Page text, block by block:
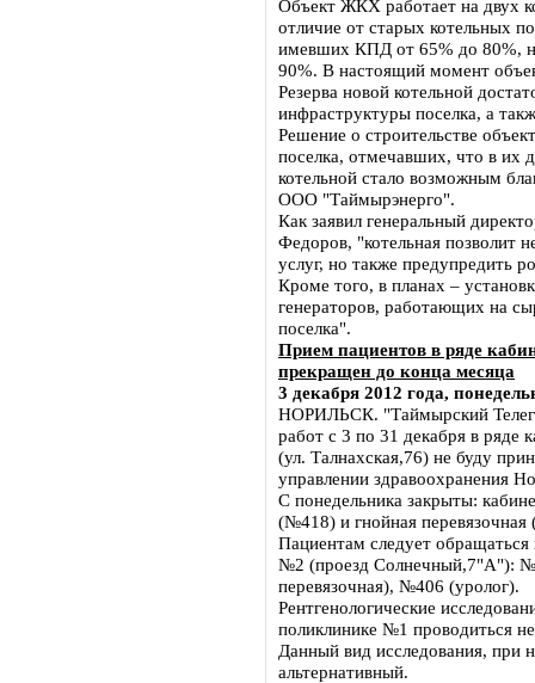
Объект ЖКХ работает на двух
отличие от старых котельных
имевших КПД от 65% до 80%,
90%. В настоящий момент
Резерва новой котельной
инфраструктуры поселка, а
Решение о строительстве
поселка, отмечавших, что в их
котельной стало возможным
ООО "Таймырэнерго".
Как заявил генеральный
Федоров, "котельная позволит
услуг, но также предупредить
Кроме того, в планах –
генераторов, работающих на
поселка".
Прием пациентов в ряде
прекращен до конца месяца
3 декабря 2012 года,
НОРИЛЬСК. "Таймырский
работ с 3 по 31 декабря в
(ул. Талнахская,76) не буду
управлении здравоохранения
С понедельника закрыты:
(№418) и гнойная
Пациентам следует
№2 (проезд Солнечный,7"А"):
перевязочная), №406 (уролог).
Рентгенологические
поликлинике №1 проводиться
Данный вид исследования, при
альтернативный.